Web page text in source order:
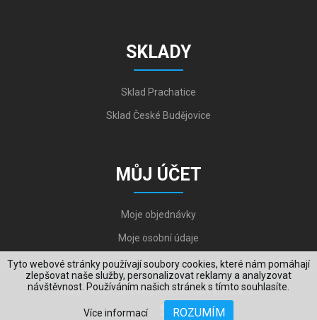
Tyto webové stránky používají soubory cookies, které nám pomáhají
zlepšovat naše služby, personalizovat reklamy a analyzovat
návštěvnost. Používáním našich stránek s tímto souhlasíte.
Více informací ROZUMÍM
SKLADY
Sklad Prachatice
Sklad České Budějovice
MŮJ ÚČET
Moje objednávky
Moje osobní údaje
Copyright © 2006-2026, VYKOV STEEL s.r.o. All Rights Reserved.
Created by